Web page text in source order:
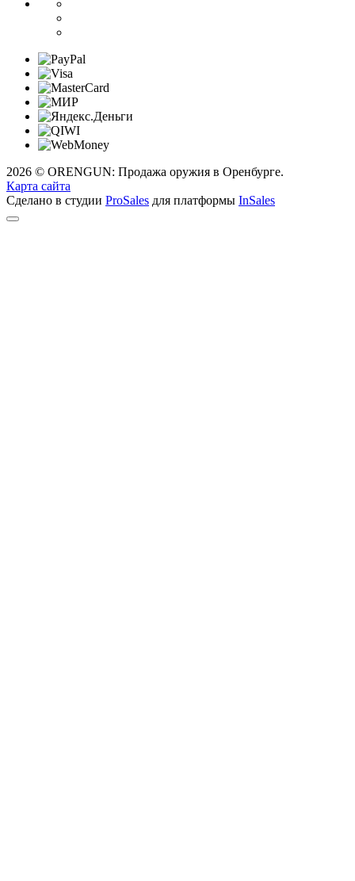
2026 © ORENGUN: Продажа оружия в Оренбурге.
Карта сайта
Сделано в студии ProSales для платформы InSales